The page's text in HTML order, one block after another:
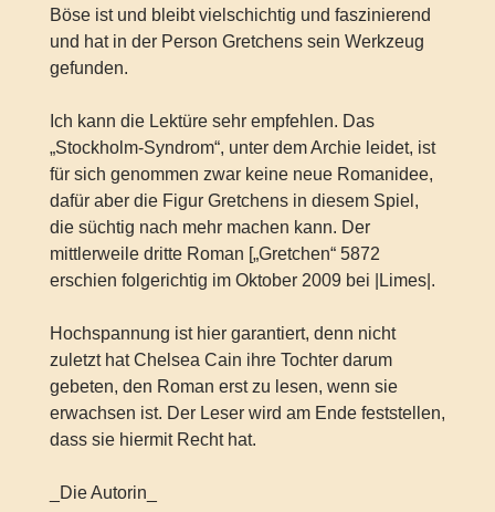
Böse ist und bleibt vielschichtig und faszinierend
und hat in der Person Gretchens sein Werkzeug
gefunden.
Ich kann die Lektüre sehr empfehlen. Das
„Stockholm-Syndrom“, unter dem Archie leidet, ist
für sich genommen zwar keine neue Romanidee,
dafür aber die Figur Gretchens in diesem Spiel,
die süchtig nach mehr machen kann. Der
mittlerweile dritte Roman [„Gretchen“ 5872
erschien folgerichtig im Oktober 2009 bei |Limes|.
Hochspannung ist hier garantiert, denn nicht
zuletzt hat Chelsea Cain ihre Tochter darum
gebeten, den Roman erst zu lesen, wenn sie
erwachsen ist. Der Leser wird am Ende feststellen,
dass sie hiermit Recht hat.
_Die Autorin_